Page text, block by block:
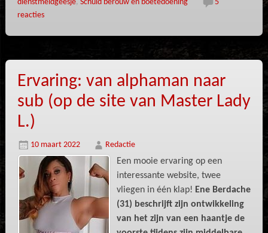
dienstmeidgeesje, Schuld berouw en boetedoening
5
reacties
Ervaring: van alphaman naar
sub (op de site van Master Lady
L.)
10 maart 2022 Redactie
Een mooie ervaring op een
interessante website, twee
vliegen in één klap! Ene Berdache
(31) beschrijft zijn ontwikkeling
van het zijn van een haantje de